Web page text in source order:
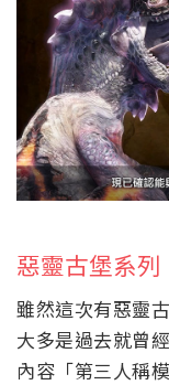
惡靈古堡系列
雖然這次有惡靈
大多是過去就曾
內容「第三人稱